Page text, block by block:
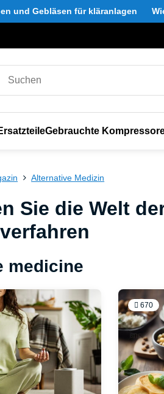
und Gebläsen für kläranlagen
Gebrauchte
Alternative Medizin
Sie die Welt
medicine
670